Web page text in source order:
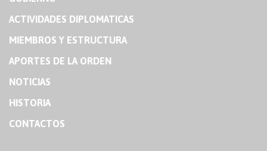
ACTIVIDADES DIPLOMATICAS
MIEMBROS Y ESTRUCTURA
APORTES DE LA ORDEN
NOTICIAS
HISTORIA
CONTACTOS